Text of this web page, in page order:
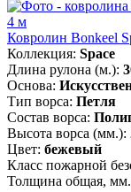
4 м
Ковролин Bonkeel
Коллекция: Space
Длина рулона (м.):
Основа:
Тип ворса: Петля
Состав ворса:
Высота ворса (мм.):
Цвет: бежевый
Класс пожарной
Толщина общая,